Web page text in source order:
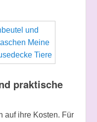
praktische
auf ihre Kosten. Für